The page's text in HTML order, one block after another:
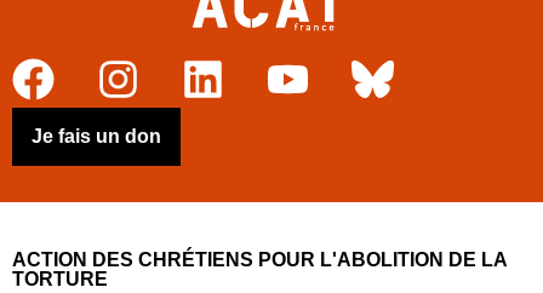
Je fais un don
ACTION DES CHRÉTIENS POUR L'ABOLITION DE LA
TORTURE